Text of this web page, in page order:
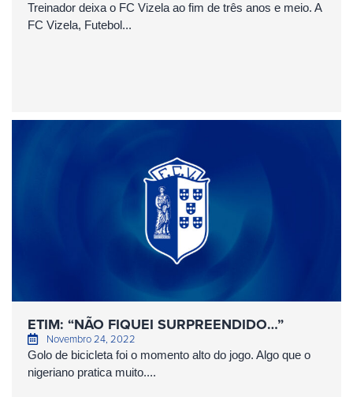
Treinador deixa o FC Vizela ao fim de três anos e meio. A
FC Vizela, Futebol...
ETIM: “NÃO FIQUEI SURPREENDIDO…”
Novembro 24, 2022
Golo de bicicleta foi o momento alto do jogo. Algo que o
nigeriano pratica muito....